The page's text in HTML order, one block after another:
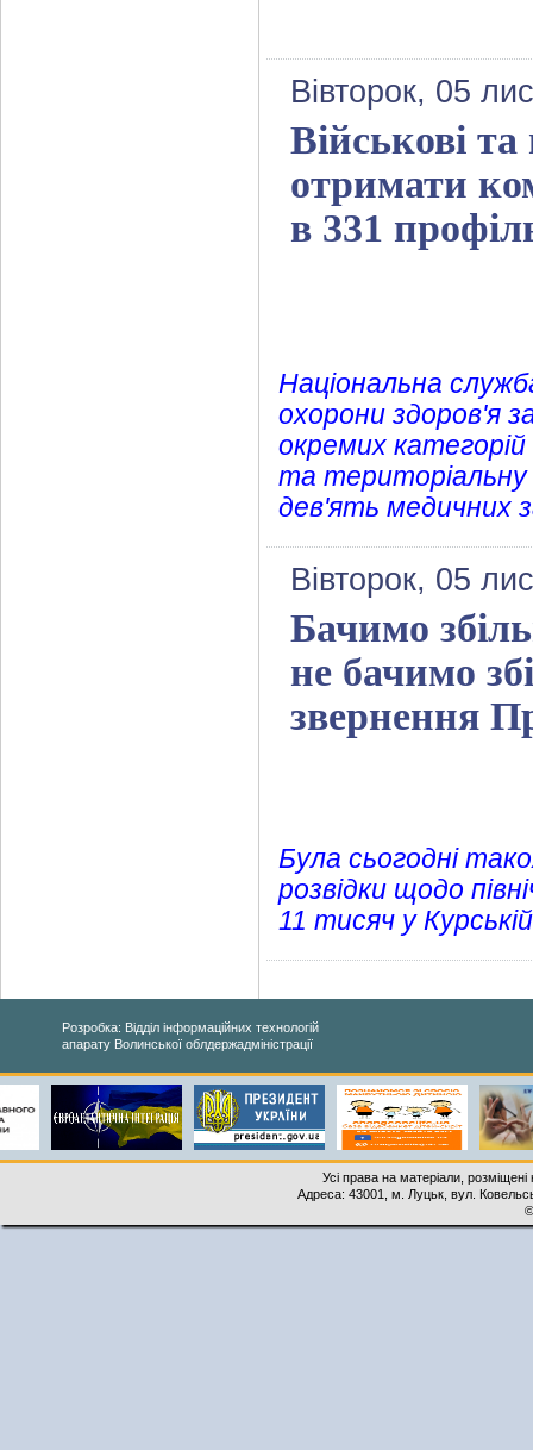
Вівторок, 05
Військові
отримати
в 331
Національна
охорони здоров'я
окремих
та територіальну
дев'ять медичних
Вівторок, 05
Бачимо
не бачимо
звернення
Була сьогодні
розвідки щодо
11 тисяч у
Розробка: Відділ інформаційних технологій
апарату Волинської облдержадміністрації
Усі права на матеріали,
Адреса: 43001, м. Луцьк, вул.